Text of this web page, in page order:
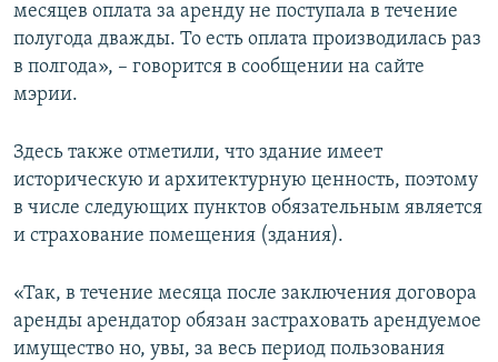
месяцев оплата за аренду не поступала в течение
полугода дважды. То есть оплата производилась раз
в полгода», – говорится в сообщении на сайте
мэрии.
Здесь также отметили, что здание имеет
историческую и архитектурную ценность, поэтому
в числе следующих пунктов обязательным является
и страхование помещения (здания).
«Так, в течение месяца после заключения договора
аренды арендатор обязан застраховать арендуемое
имущество но, увы, за весь период пользования